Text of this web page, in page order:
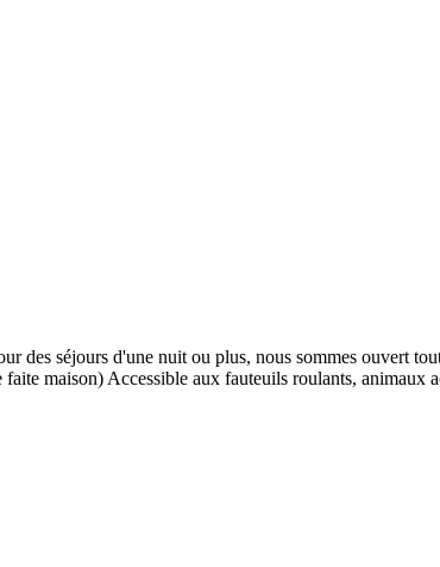
des séjours d'une nuit ou plus, nous sommes ouvert
maison) Accessible aux fauteuils roulants, animaux